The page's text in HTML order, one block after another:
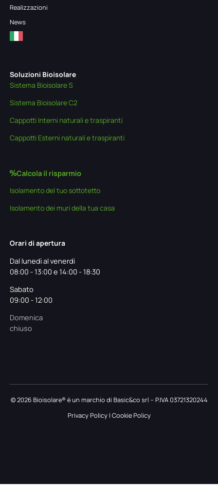
Realizzazioni
News
Soluzioni Bioisolare
Sistema Bioisolare S
Sistema Bioisolare C2
Cappotti Interni naturali e traspiranti
Cappotti Esterni naturali e traspiranti
Calcola il risparmio
Isolamento del tuo sottotetto
Isolamento dei muri della tua casa
Orari di apertura
Dal lunedì al venerdì
08:00 - 13:00 e 14:00 - 18:30
Sabato
09:00 - 12:00
Domenica
chiuso
© 2026 Bioisolare® è un marchio di Basic&co srl – P.IVA 03721320244
Privacy Policy| Cookie Policy